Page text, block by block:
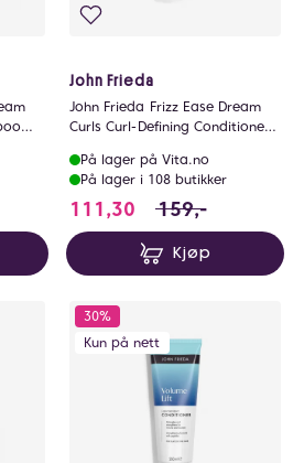
hver eneste dag.
for 159 NOK, du sparer 47.7
John Frieda
John Frieda Frizz Ease Dream
Curls Curl-Defining Conditioner
På lager på Vita.no
På lager i 108 butikker
111,30 111.3 i stedet for
159,-
Kjøp
30%
Kun på nett